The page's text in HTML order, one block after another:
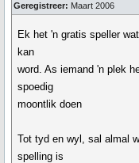
Geregistreer: Maart 2006
Ek het 'n gratis speller
kan
word. As iemand 'n plek
spoedig
moontlik doen
Tot tyd en wyl, sal almal
spelling is